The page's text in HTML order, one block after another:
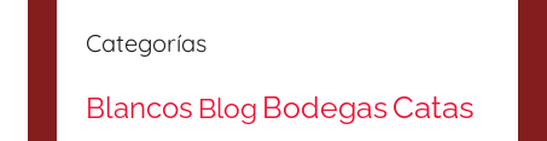
Categorías
Blancos Blog BodegasCatas